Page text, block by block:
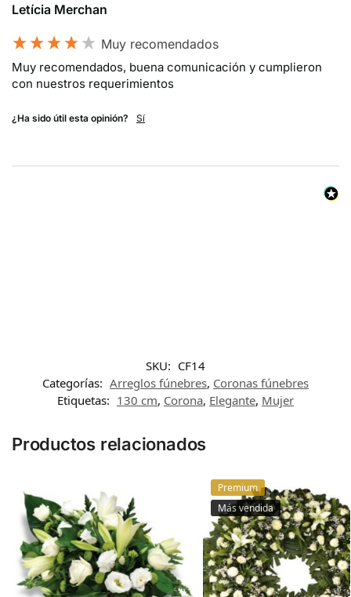
Letícia Merchan
Muy recomendados
Muy recomendados, buena comunicación y cumplieron
con nuestros requerimientos
¿Ha sido útil esta opinión? Sí
SKU: CF14
Categorías: Arreglos fúnebres, Coronas fúnebres
Etiquetas: 130 cm, Corona, Elegante, Mujer
Productos relacionados
Premium
Más vendida